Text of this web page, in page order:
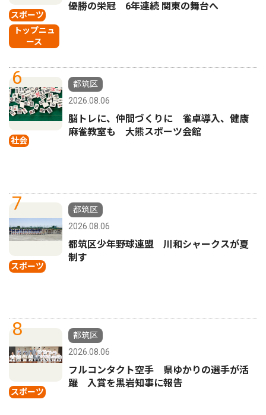
スポーツ
トップニュ
ース
優勝の栄冠 6年連続 関東の舞台へ
6
社会
都筑区
2026.08.06
脳トレに、仲間づくりに 雀卓導入、健康
麻雀教室も 大熊スポーツ会館
7
スポーツ
都筑区
2026.08.06
都筑区少年野球連盟 川和シャークスが夏
制す
8
スポーツ
都筑区
2026.08.06
フルコンタクト空手 県ゆかりの選手が活
躍 入賞を黒岩知事に報告